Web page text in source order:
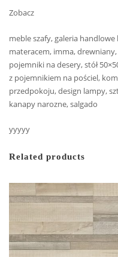
Zobacz
meble szafy, galeria handlowe
materacem, imma,
pojemniki na desery, stół
z pojemnikiem na pościel,
przedpokoju, design lampy,
kanapy narozne, salgado
yyyyy
Related products